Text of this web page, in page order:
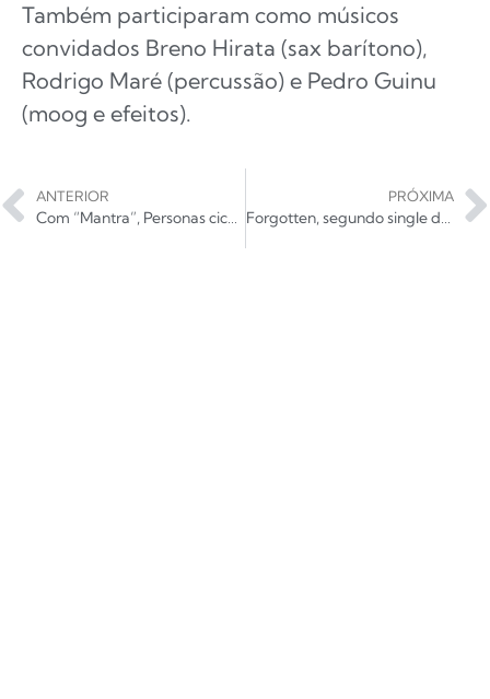
Também participaram como músicos
convidados Breno Hirata (sax barítono),
Rodrigo Maré (percussão) e Pedro Guinu
(moog e efeitos).
ANTERIOR
Com “Mantra”, Personas cicatriza o desgaste e renasce com musicalidade sutil
PRÓXIMA
Forgotten, segundo single do novo álbum do Korn, já está no streaming; ouça!